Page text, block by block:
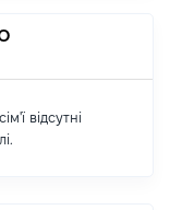
відсутні